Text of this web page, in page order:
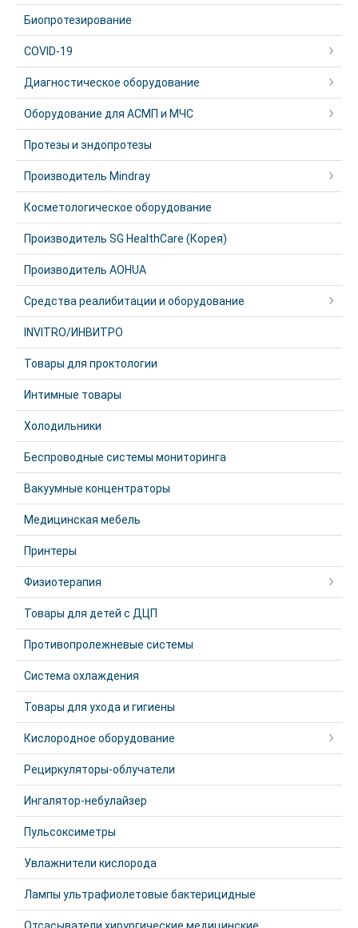
Биопротезирование
COVID-19
Диагностическое оборудование
Оборудование для АСМП и МЧС
Протезы и эндопротезы
Производитель Mindray
Косметологическое оборудование
Производитель SG HealthCare (Корея)
Производитель AOHUA
Средства реалибитации и оборудование
INVITRO/ИНВИТРО
Товары для проктологии
Интимные товары
Холодильники
Беспроводные системы мониторинга
Вакуумные концентраторы
Медицинская мебель
Принтеры
Физиотерапия
Товары для детей с ДЦП
Противопролежневые системы
Система охлаждения
Товары для ухода и гигиены
Кислородное оборудование
Рециркуляторы-облучатели
Ингалятор-небулайзер
Пульсоксиметры
Увлажнители кислорода
Лампы ультрафиолетовые бактерицидные